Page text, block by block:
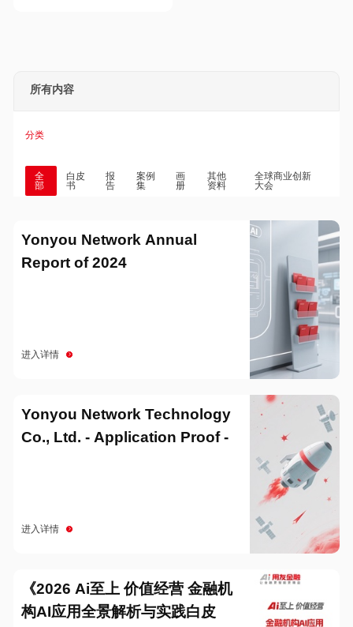
所有内容
分类
全
部
白皮
书
报
告
案例
集
画
册
其他
资料
全球商业创新
大会
Yonyou Network Annual
Report of 2024
进入详情
Yonyou Network Technology
Co., Ltd. - Application Proof -
进入详情
《2026 Ai至上 价值经营 金融机
构AI应用全景解析与实践白皮